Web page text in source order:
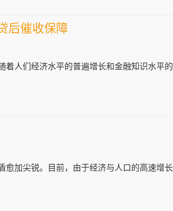
后催收保障
人们经济水平的普遍增长和金融知识水平
加尖锐。目前，由于经济与人口的高速增